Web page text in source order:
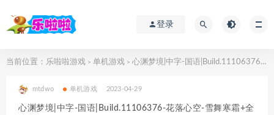
登录
当前位置： 乐啦啦游戏 > 单机游戏 > 心渊梦境|中字-国语|Build.11106376-花落心空-雪舞寒霜+全DLC
mtdwo 单机游戏 2023-04-29
心渊梦境|中字-国语|Build.11106376-花落心空-雪舞寒霜+全